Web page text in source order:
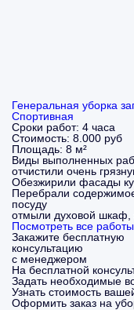
Генеральная уборка
Спортивная
Сроки работ: 4 часа
Стоимость: 8.000 руб
Площадь: 8 м²
Виды выполненных
отчистили очень
Обезжирили фасады
Перебрали
посуду
отмыли духовой шкаф,
Посмотреть все работы
Закажите бесплатную
консультацию
с менеджером
На бесплатной
Задать необходимые
Узнать стоимость
Оформить заказ на